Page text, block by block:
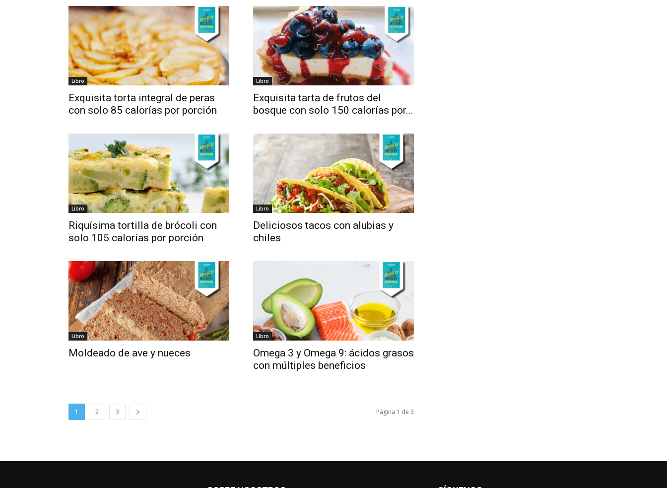
Libro
Exquisita torta integral de peras
con solo 85 calorías por porción
Libro
Exquisita tarta de frutos del
bosque con solo 150 calorías por...
Libro
Riquísima tortilla de brócoli con
solo 105 calorías por porción
Libro
Deliciosos tacos con alubias y
chiles
Libro
Moldeado de ave y nueces
Libro
Omega 3 y Omega 9: ácidos grasos
con múltiples beneficios
1 2 3 Página 1 de 3